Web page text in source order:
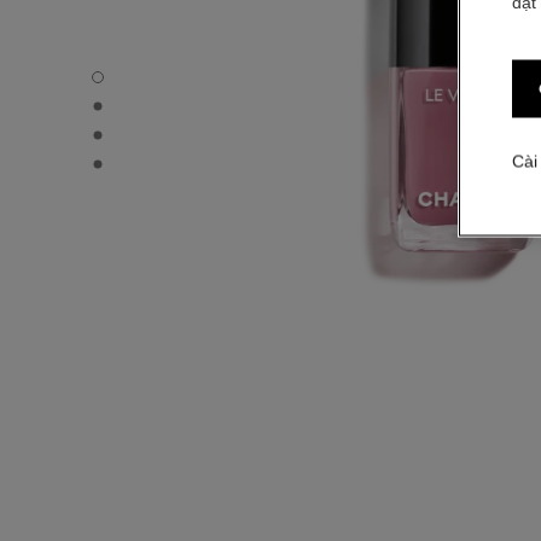
LE VERNIS - Chế độ xem mặc định
LE VERNIS - Hình ảnh khác - 1
LE VERNIS - Hình ảnh khác - 2
LE VERNIS - Xem kết cấu cơ bản